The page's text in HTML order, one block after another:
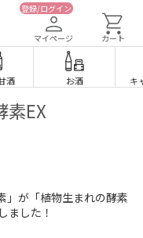
登録/ログイン
マイページ カート
酒 お酒 キ
素EX
」が「植物生まれの酵素
ました！